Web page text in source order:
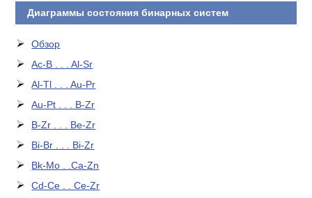
Диаграммы состояния бинарных систем
Обзор
Ac-B . . . Al-Sr
Al-Tl . . . Au-Pr
Au-Pt . . . B-Zr
B-Zr . . . Be-Zr
Bi-Br . . . Bi-Zr
Bk-Mo . .Ca-Zn
Cd-Ce . . Ce-Zr